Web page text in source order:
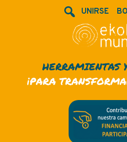
UNIRSE
HERRAMIENTAS
¡PARA